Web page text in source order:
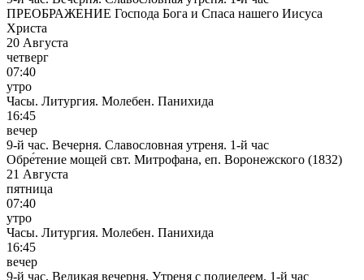
ПРЕОБРАЖЕНИЕ Господа Бога и Спаса нашего Иисуса
Христа
20 Августа
четверг
07:40
утро
Часы. Литургия. Молебен. Панихида
16:45
вечер
9-й час. Вечерня. Славословная утреня. 1-й час
Обре́тение мощей свт. Митрофана, еп. Воронежского (1832)
21 Августа
пятница
07:40
утро
Часы. Литургия. Молебен. Панихида
16:45
вечер
9-й час. Великая вечерня. Утреня с полиелеем. 1-й час